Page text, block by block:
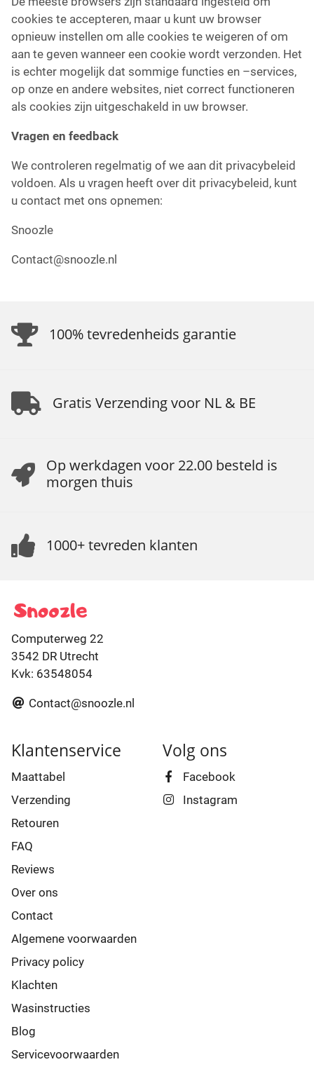
cookies te accepteren, maar u kunt uw browser
opnieuw instellen om alle cookies te weigeren of om
aan te geven wanneer een cookie wordt verzonden. Het
is echter mogelijk dat sommige functies en –services,
op onze en andere websites, niet correct functioneren
als cookies zijn uitgeschakeld in uw browser.
Vragen en feedback
We controleren regelmatig of we aan dit privacybeleid
voldoen. Als u vragen heeft over dit privacybeleid, kunt
u contact met ons opnemen:
Snoozle
Contact@snoozle.nl
100% tevredenheids garantie
Gratis Verzending voor NL & BE
Op werkdagen voor 22.00 besteld is
morgen thuis
1000+ tevreden klanten
Computerweg 22
3542 DR Utrecht
Kvk: 63548054
Contact@snoozle.nl
Klantenservice
Maattabel
Verzending
Retouren
FAQ
Reviews
Over ons
Contact
Algemene voorwaarden
Privacy policy
Klachten
Wasinstructies
Blog
Servicevoorwaarden
Volg ons
Facebook
Instagram